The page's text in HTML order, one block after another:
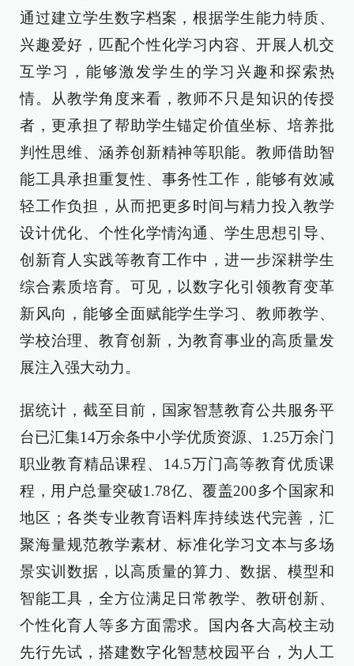
通过建立学生数字档案，根据学生能力特质、
兴趣爱好，匹配个性化学习内容、开展人机交
互学习，能够激发学生的学习兴趣和探索热
情。从教学角度来看，教师不只是知识的传授
者，更承担了帮助学生锚定价值坐标、培养批
判性思维、涵养创新精神等职能。教师借助智
能工具承担重复性、事务性工作，能够有效减
轻工作负担，从而把更多时间与精力投入教学
设计优化、个性化学情沟通、学生思想引导、
创新育人实践等教育工作中，进一步深耕学生
综合素质培育。可见，以数字化引领教育变革
新风向，能够全面赋能学生学习、教师教学、
学校治理、教育创新，为教育事业的高质量发
展注入强大动力。
据统计，截至目前，国家智慧教育公共服务平
台已汇集14万余条中小学优质资源、1.25万余门
职业教育精品课程、14.5万门高等教育优质课
程，用户总量突破1.78亿、覆盖200多个国家和
地区；各类专业教育语料库持续迭代完善，汇
聚海量规范教学素材、标准化学习文本与多场
景实训数据，以高质量的算力、数据、模型和
智能工具，全方位满足日常教学、教研创新、
个性化育人等多方面需求。国内各大高校主动
先行先试，搭建数字化智慧校园平台，为人工